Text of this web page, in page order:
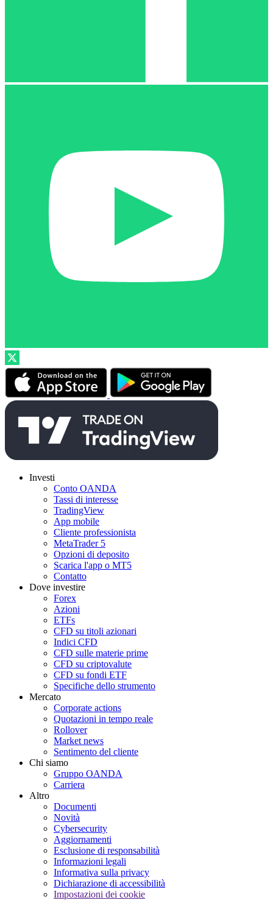
Investi
Conto OANDA
Tassi di interesse
TradingView
App mobile
Cliente professionista
MetaTrader 5
Opzioni di deposito
Scarica l'app o MT5
Contatto
Dove investire
Forex
Azioni
ETFs
CFD su titoli azionari
Indici CFD
CFD sulle materie prime
CFD su criptovalute
CFD su fondi ETF
Specifiche dello strumento
Mercato
Corporate actions
Quotazioni in tempo reale
Rollover
Market news
Sentimento del cliente
Chi siamo
Gruppo OANDA
Carriera
Altro
Documenti
Novità
Cybersecurity
Aggiornamenti
Esclusione di responsabilità
Informazioni legali
Informativa sulla privacy
Dichiarazione di accessibilità
Impostazioni dei cookie